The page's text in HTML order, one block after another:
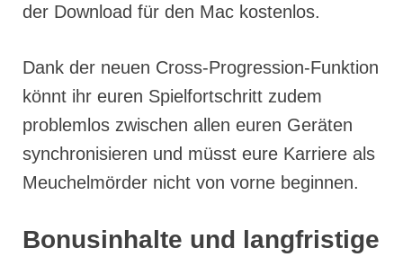
der Download für den Mac kostenlos.
Dank der neuen Cross-Progression-Funktion
könnt ihr euren Spielfortschritt zudem
problemlos zwischen allen euren Geräten
synchronisieren und müsst eure Karriere als
Meuchelmörder nicht von vorne beginnen.
Bonusinhalte und langfristige